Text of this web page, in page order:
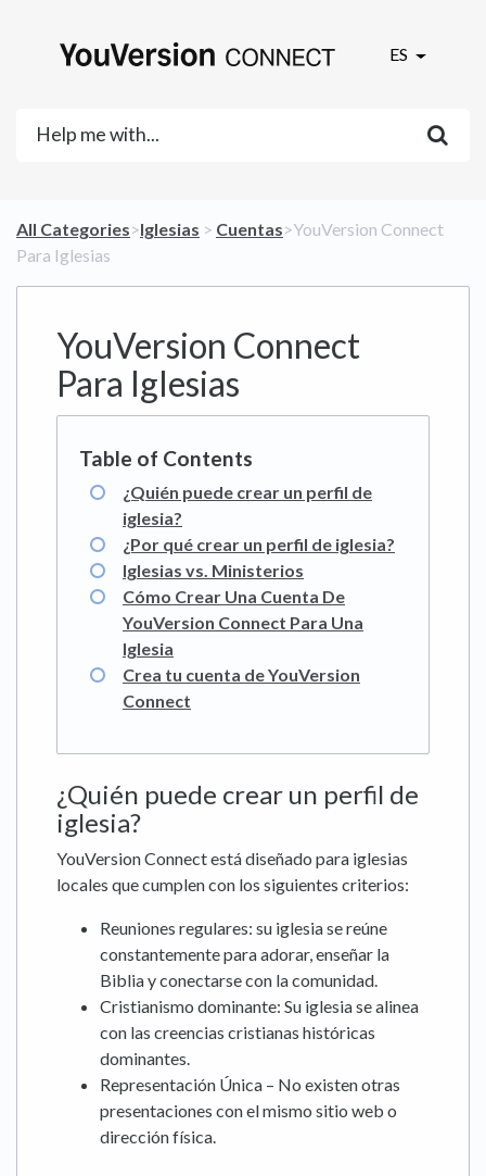
ES
All Categories​>​​Iglesias ​ > ​ ​Cuentas​>​ YouVersion Connect
Para Iglesias
YouVersion Connect
Para Iglesias
¿Quién puede crear un perfil de
iglesia?
¿Por qué crear un perfil de iglesia?
Iglesias vs. Ministerios
Cómo Crear Una Cuenta De
YouVersion Connect Para Una
Iglesia
Crea tu cuenta de YouVersion
Connect
¿Quién puede crear un perfil de
iglesia?
YouVersion Connect está diseñado para iglesias
locales que cumplen con los siguientes criterios:
Reuniones regulares: su iglesia se reúne
constantemente para adorar, enseñar la
Biblia y conectarse con la comunidad.
Cristianismo dominante: Su iglesia se alinea
con las creencias cristianas históricas
dominantes.
Representación Única – No existen otras
presentaciones con el mismo sitio web o
dirección física.